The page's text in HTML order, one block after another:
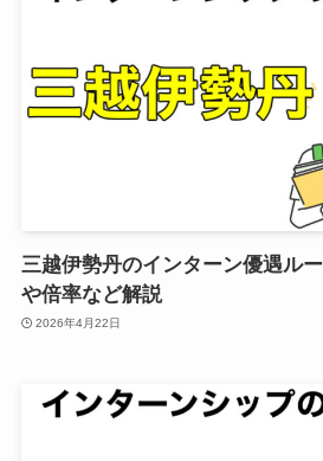
三越伊勢丹のインターン優遇ル
や倍率など解説
2026年4月22日